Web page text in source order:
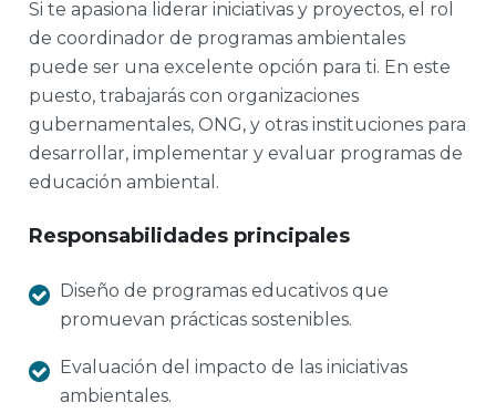
Si te apasiona liderar iniciativas y proyectos, el rol
de coordinador de programas ambientales
puede ser una excelente opción para ti. En este
puesto, trabajarás con organizaciones
gubernamentales, ONG, y otras instituciones para
desarrollar, implementar y evaluar programas de
educación ambiental.
Responsabilidades principales
Diseño de programas educativos que
promuevan prácticas sostenibles.
Evaluación del impacto de las iniciativas
ambientales.